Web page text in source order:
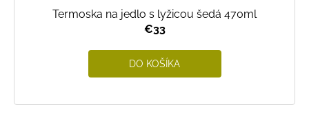
Termoska na jedlo s lyžicou šedá 470ml
€33
DO KOŠÍKA